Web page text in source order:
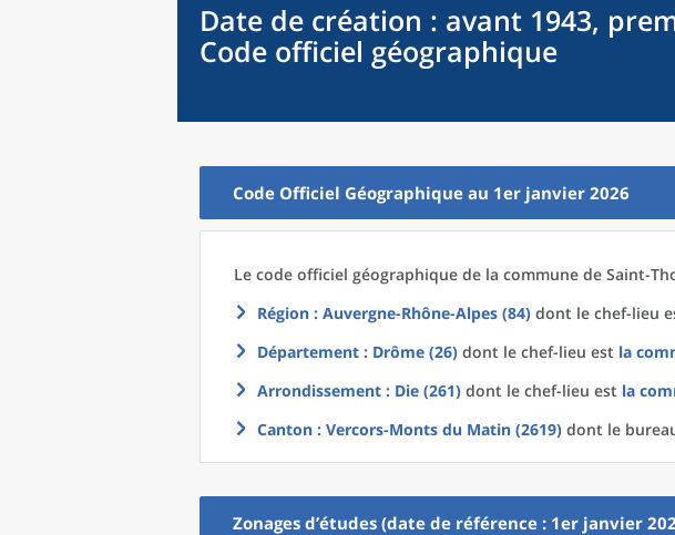
Date de création : avant 1943,
Code officiel géographique
Code Officiel Géographique au 1er janvier 2026
Le code officiel géographique de la commune de Saint-
Région : Auvergne-Rhône-Alpes (84) dont le chef-lieu
Département : Drôme (26) dont le chef-lieu est la
Arrondissement : Die (261) dont le chef-lieu est la
Canton : Vercors-Monts du Matin (2619) dont le
Zonages d’études (date de référence : 1er janvier